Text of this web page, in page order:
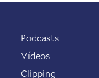
Podcasts
Vídeos
Clipping